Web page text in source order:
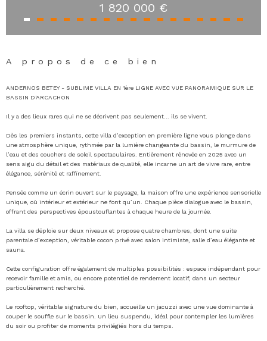
1 820 000 €
A propos de ce bien
ANDERNOS BETEY - SUBLIME VILLA EN 1ère LIGNE AVEC VUE PANORAMIQUE SUR LE
BASSIN D'ARCACHON
Il y a des lieux rares qui ne se décrivent pas seulement… ils se vivent.
Dès les premiers instants, cette villa d’exception en première ligne vous plonge dans
une atmosphère unique, rythmée par la lumière changeante du bassin, le murmure de
l’eau et des couchers de soleil spectaculaires. Entièrement rénovée en 2025 avec un
sens aigu du détail et des matériaux de qualité, elle incarne un art de vivre rare, entre
élégance, sérénité et raffinement.
Pensée comme un écrin ouvert sur le paysage, la maison offre une expérience sensorielle
unique, où intérieur et extérieur ne font qu’un. Chaque pièce dialogue avec le bassin,
offrant des perspectives époustouflantes à chaque heure de la journée.
La villa se déploie sur deux niveaux et propose quatre chambres, dont une suite
parentale d’exception, véritable cocon privé avec salon intimiste, salle d’eau élégante et
sauna.
Cette configuration offre également de multiples possibilités : espace indépendant pour
recevoir famille et amis, ou encore potentiel de rendement locatif, dans un secteur
particulièrement recherché.
Le rooftop, véritable signature du bien, accueille un jacuzzi avec une vue dominante à
couper le souffle sur le bassin. Un lieu suspendu, idéal pour contempler les lumières
du soir ou profiter de moments privilégiés hors du temps.